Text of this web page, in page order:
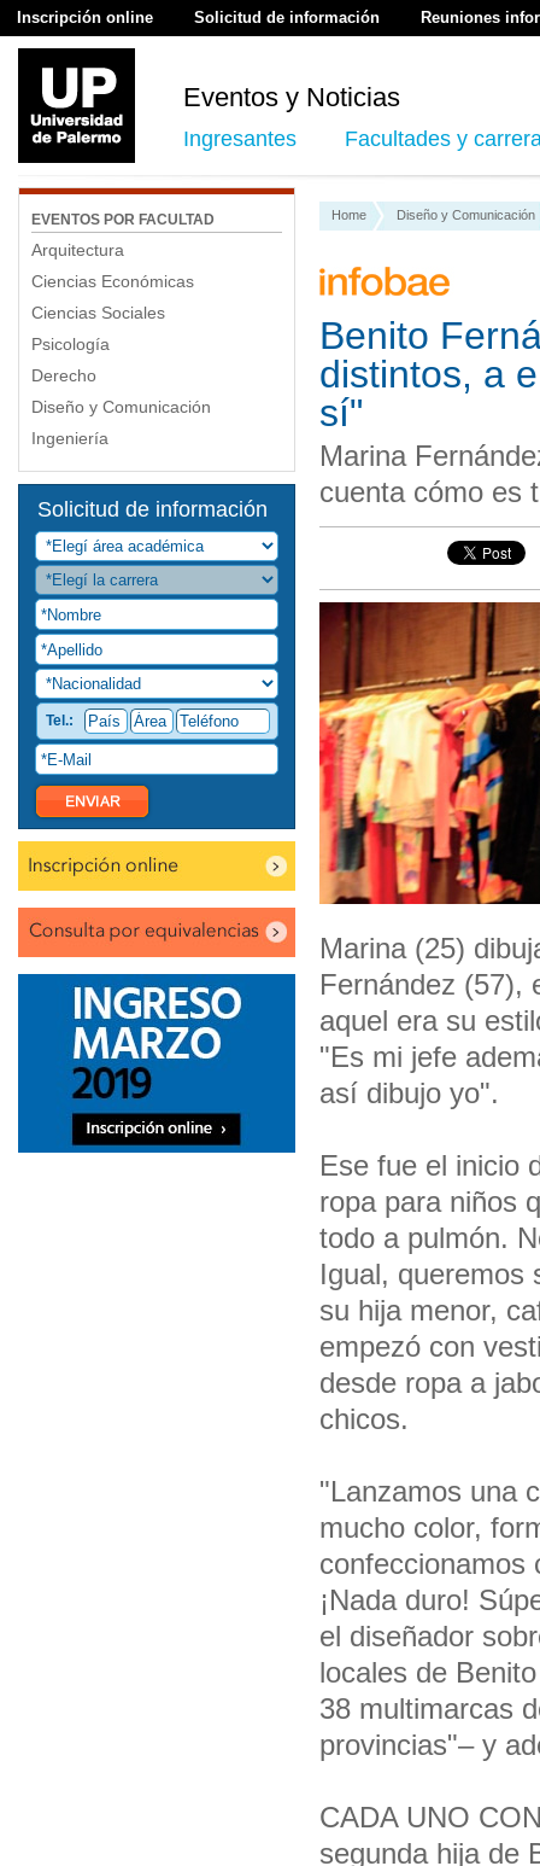
Inscripción online Solicitud de información Reuniones
Eventos y Noticias
Ingresantes Facultades y
EVENTOS POR FACULTAD
Arquitectura
Ciencias Económicas
Ciencias Sociales
Psicología
Derecho
Diseño y Comunicación
Ingeniería
Solicitud de información
Tel.:
Home Diseño y Comunicación
Benito
distintos, a
sí"
Marina
cuenta cómo es
Marina (25)
Fernández (57),
aquel era su
"Es mi jefe
así dibujo yo".
Ese fue el inicio
ropa para niños
todo a pulmón.
Igual, queremos
su hija menor,
empezó con
desde ropa a
chicos.
"Lanzamos una
mucho color,
confeccionamos
¡Nada duro!
el diseñador
locales de
38 multimarcas
provincias"– y
CADA UNO
segunda hija de